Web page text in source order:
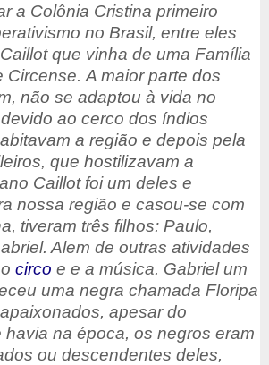
a Colônia Cristina primeiro
no Brasil, entre eles
que vinha de uma Família
Circense. A maior parte dos
não se adaptou à vida no
ao cerco dos índios
a região e depois pela
que hostilizavam a
Caillot foi um deles e
nossa região e casou-se com
tiveram três filhos: Paulo,
Alem de outras atividades
circo e e a música. Gabriel um
uma negra chamada Floripa
apesar do
na época, os negros eram
ou descendentes deles,